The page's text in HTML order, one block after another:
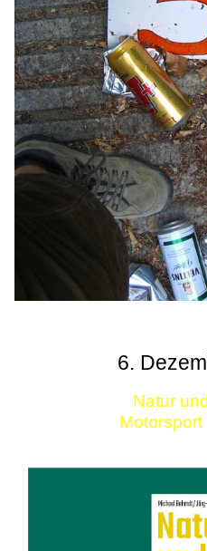
6.
Natur
Motorsport